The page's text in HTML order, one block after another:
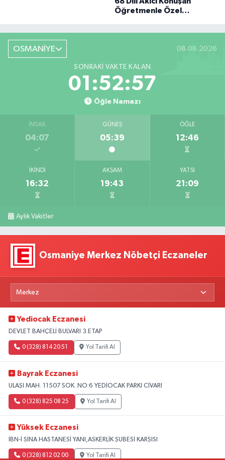
Öğretmenle Özel
OSMANİYE 08.08.2026
SONRAKI VAKTE KALAN
01:52:56
Öğle Namazı
İMSAK
04:07
GÜNEŞ
05:39
ÖĞLE
12:46
İKINDI
16:32
AKŞAM
19:43
YATSI
21:09
Aylık Vakitler
Osmaniye Merkez Nöbetçi Eczaneler
Yediocak Eczanesi
DEVLET BAHÇELİ BULVARI 3.ETAP
0 (328) 814 20 51 Yol Tarifi Al
Bayrak Eczanesi
ULAŞI MAH. 11507 SOK. NO:6 YEDİOCAK PARKI CİVARI
0 (328) 825 08 25 Yol Tarifi Al
Yüksek Eczanesi
İBN-İ SİNA HASTANESİ YANI,ASKERLİK ŞUBESİ KARŞISI
0 (328) 812 02 00 Yol Tarifi Al